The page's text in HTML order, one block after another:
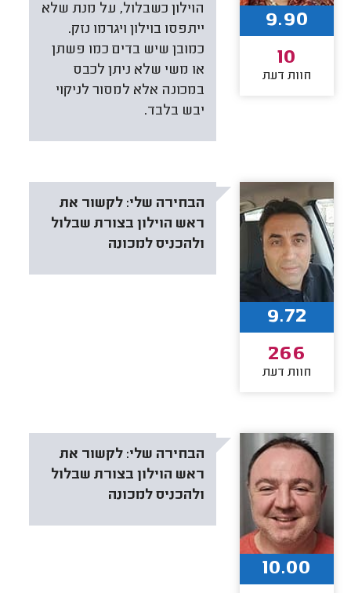
הוילון כשבלול, על מנת שלא
ייתפסו בוילון ויגרמו נזק.
כמובן שיש בדים כמו פשתן
או משי שלא ניתן לכבס
במכונה אלא למסור לניקוי
יבש בלבד.
9.90
10
חוות דעת
הבחירה שלי: לקשור את
ראש הוילון בצורת שבלול
ולהכניס למכונה
9.72
266
חוות דעת
הבחירה שלי: לקשור את
ראש הוילון בצורת שבלול
ולהכניס למכונה
10.00